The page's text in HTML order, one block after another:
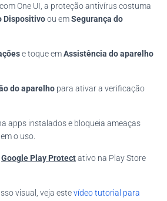
One UI, a proteção antivírus costuma
Dispositivoou emSegurança do
e toque emAssistência do aparelho
do aparelho para ativar a verificação
apps instalados e bloqueia ameaças
o uso.
Google Play Protectativo na Play Store
visual, veja estevídeo tutorial para